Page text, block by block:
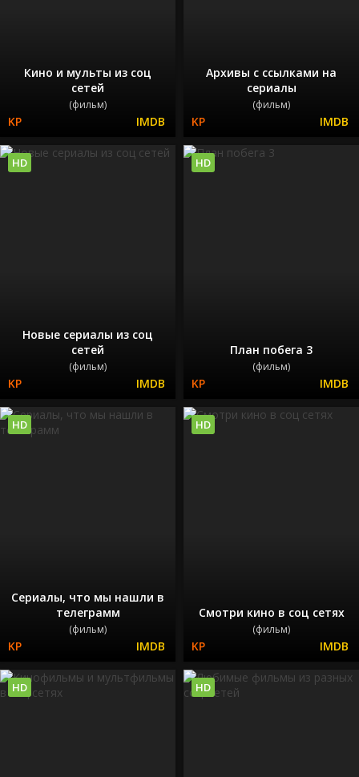
Кино и мульты из соц
сетей
(фильм)
Архивы с ссылками на
сериалы
(фильм)
Новые сериалы из соц
сетей
(фильм)
HD
План побега 3
(фильм)
HD
Сериалы, что мы нашли в
телеграмм
(фильм)
HD
Смотри кино в соц сетях
(фильм)
HD
HD HD